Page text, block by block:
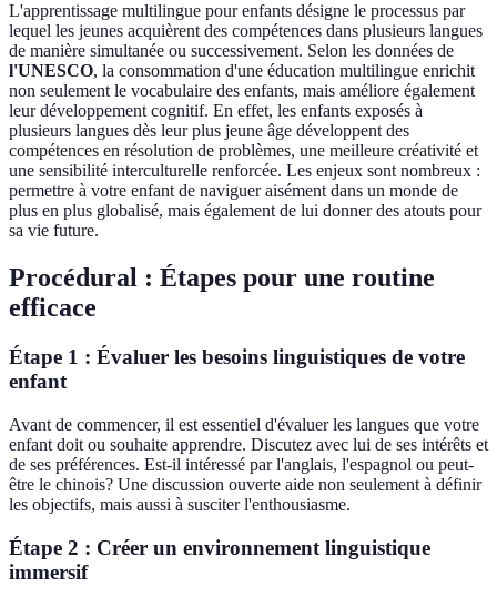
L'apprentissage multilingue pour enfants désigne le processus par
lequel les jeunes acquièrent des compétences dans plusieurs langues
de manière simultanée ou successivement. Selon les données de
l'UNESCO, la consommation d'une éducation multilingue enrichit
non seulement le vocabulaire des enfants, mais améliore également
leur développement cognitif. En effet, les enfants exposés à
plusieurs langues dès leur plus jeune âge développent des
compétences en résolution de problèmes, une meilleure créativité et
une sensibilité interculturelle renforcée. Les enjeux sont nombreux :
permettre à votre enfant de naviguer aisément dans un monde de
plus en plus globalisé, mais également de lui donner des atouts pour
sa vie future.
Procédural : Étapes pour une routine
efficace
Étape 1 : Évaluer les besoins linguistiques de votre
enfant
Avant de commencer, il est essentiel d'évaluer les langues que votre
enfant doit ou souhaite apprendre. Discutez avec lui de ses intérêts et
de ses préférences. Est-il intéressé par l'anglais, l'espagnol ou peut-
être le chinois? Une discussion ouverte aide non seulement à définir
les objectifs, mais aussi à susciter l'enthousiasme.
Étape 2 : Créer un environnement linguistique
immersif